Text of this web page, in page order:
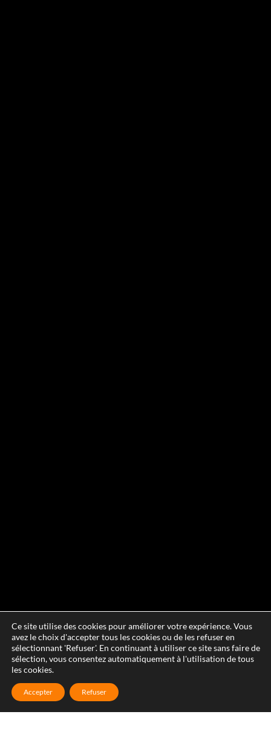
Ce site utilise des cookies pour améliorer votre expérience. Vous
avez le choix d'accepter tous les cookies ou de les refuser en
sélectionnant 'Refuser'. En continuant à utiliser ce site sans faire de
sélection, vous consentez automatiquement à l'utilisation de tous
les cookies.
Accepter Refuser